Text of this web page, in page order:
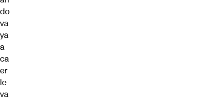
do
va
ya
a
ca
er
le
va